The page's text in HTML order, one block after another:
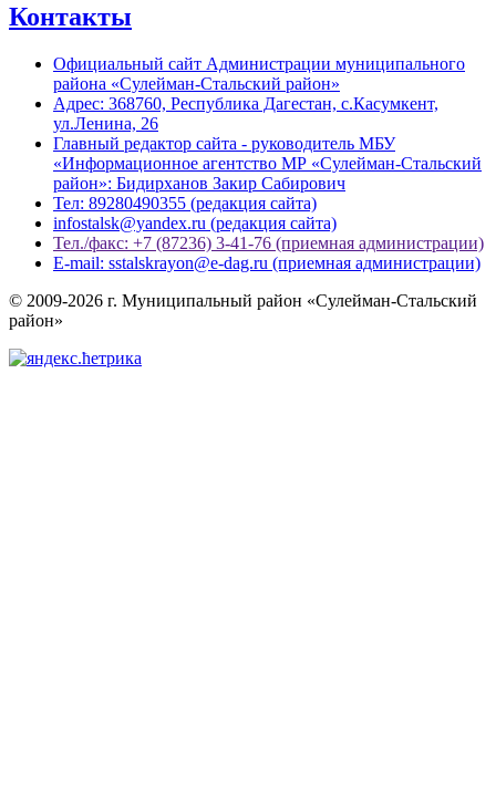
Контакты
Официальный сайт Администрации муниципального
района «Сулейман-Стальский район»
Адрес: 368760, Республика Дагестан, с.Касумкент,
ул.Ленина, 26
Главный редактор сайта - руководитель МБУ
«Информационное агентство МР «Сулейман-Стальский
район»: Бидирханов Закир Сабирович
Тел: 89280490355 (редакция сайта)
infostalsk@yandex.ru (редакция сайта)
Тел./факс: +7 (87236) 3-41-76 (приемная администрации)
E-mail: sstalskrayon@e-dag.ru (приемная администрации)
© 2009-2026 г. Муниципальный район «Сулейман-Стальский
район»